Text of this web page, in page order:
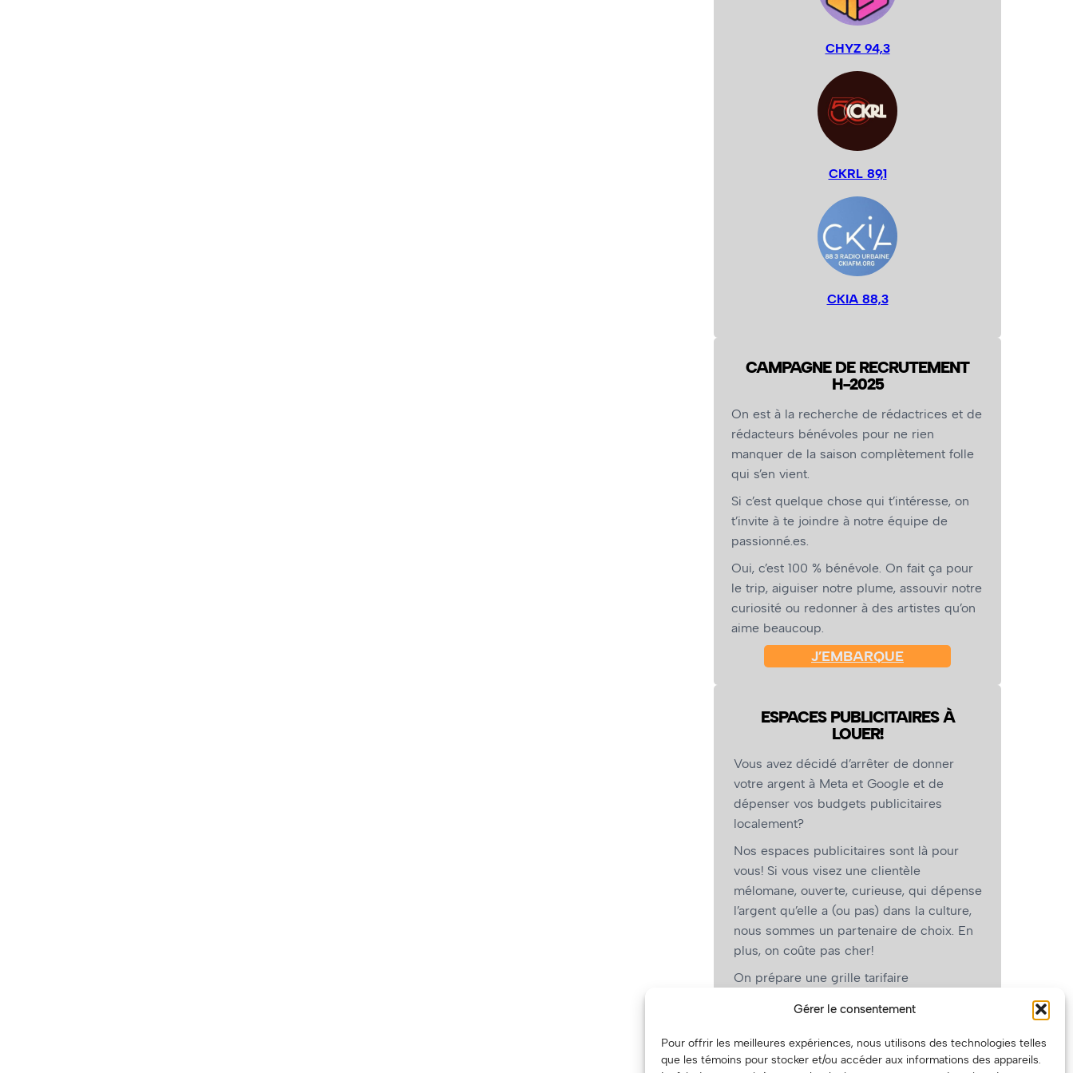
Gérer le consentement
Pour offrir les meilleures expériences, nous utilisons des technologies telles
que les témoins pour stocker et/ou accéder aux informations des appareils.
CHYZ 94,3
CKRL 89,1
CKIA 88,3
CAMPAGNE DE RECRUTEMENT
H-2025
On est à la recherche de rédactrices et de
rédacteurs bénévoles pour ne rien
manquer de la saison complètement folle
qui s’en vient.
Si c’est quelque chose qui t’intéresse, on
t’invite à te joindre à notre équipe de
passionné.es.
Oui, c’est 100 % bénévole. On fait ça pour
le trip, aiguiser notre plume, assouvir notre
curiosité ou redonner à des artistes qu’on
aime beaucoup.
J’EMBARQUE
ESPACES PUBLICITAIRES À
LOUER!
Vous avez décidé d’arrêter de donner
votre argent à Meta et Google et de
dépenser vos budgets publicitaires
localement?
Nos espaces publicitaires sont là pour
vous! Si vous visez une clientèle
mélomane, ouverte, curieuse, qui dépense
l’argent qu’elle a (ou pas) dans la culture,
nous sommes un partenaire de choix. En
plus, on coûte pas cher!
On prépare une grille tarifaire
vous, les artistes!)